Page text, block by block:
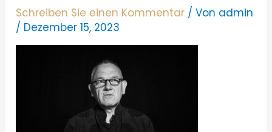
Schreiben Sie einen Kommentar / Von admin
/ Dezember 15, 2023